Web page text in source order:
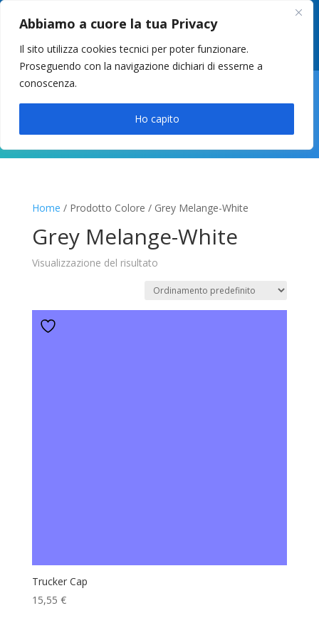
Abbiamo a cuore la tua Privacy
Il sito utilizza cookies tecnici per poter funzionare.
Proseguendo con la navigazione dichiari di esserne a
conoscenza.
Ho capito
049 8627946 –info@cstosetto.it
LUN-VEN 9-12 / 14:30-17
Home / Prodotto Colore / Grey Melange-White
Grey Melange-White
Visualizzazione del risultato
Trucker Cap
15,55 €